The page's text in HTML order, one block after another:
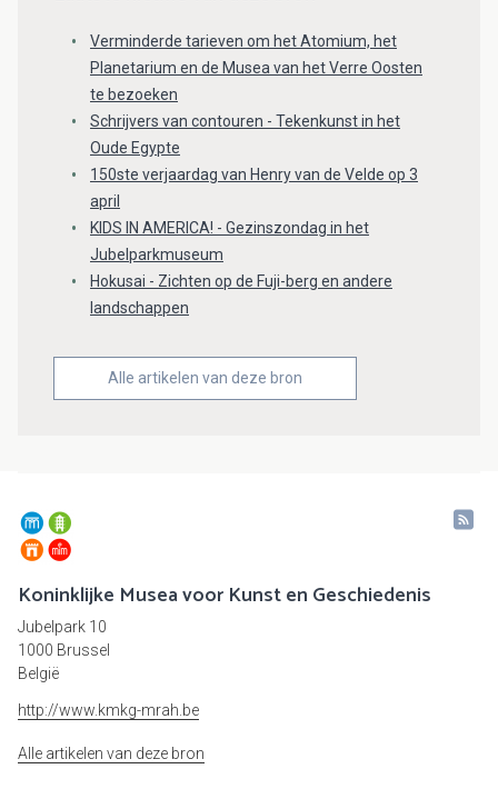
Verminderde tarieven om het Atomium, het
Planetarium en de Musea van het Verre Oosten
te bezoeken
Schrijvers van contouren - Tekenkunst in het
Oude Egypte
150ste verjaardag van Henry van de Velde op 3
april
KIDS IN AMERICA! - Gezinszondag in het
Jubelparkmuseum
Hokusai - Zichten op de Fuji-berg en andere
landschappen
Alle artikelen van deze bron
Koninklijke Musea voor Kunst en Geschiedenis
Jubelpark 10
1000 Brussel
België
http://www.kmkg-mrah.be
Alle artikelen van deze bron